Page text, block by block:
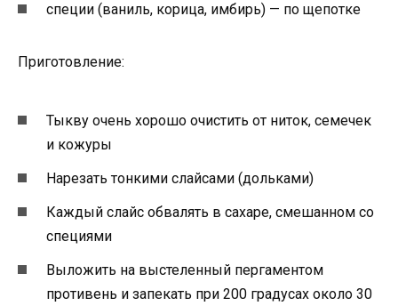
специи (ваниль, корица, имбирь) — по щепотке
Приготовление:
Тыкву очень хорошо очистить от ниток, семечек
и кожуры
Нарезать тонкими слайсами (дольками)
Каждый слайс обвалять в сахаре, смешанном со
специями
Выложить на выстеленный пергаментом
противень и запекать при 200 градусах около 30